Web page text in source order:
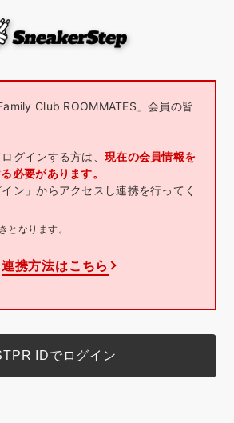
Club ROOMMATES」会員の皆
グインする方は、 現在の会員情報を
必要があります。
イン」からアクセスし連携を行ってく
となります。
連携方法はこちら